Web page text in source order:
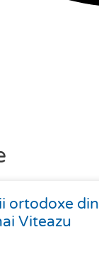
ortodoxe din
Viteazu